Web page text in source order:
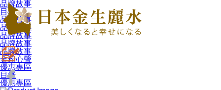
品牌故事
目錄
品牌故事
品牌故事
品牌故事
品牌故事
品牌故事
金粉心聲
優惠專區
目錄
優惠專區